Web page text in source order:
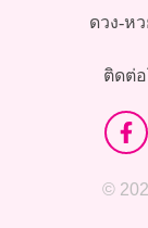
ดวง-หว
ติดต่
©